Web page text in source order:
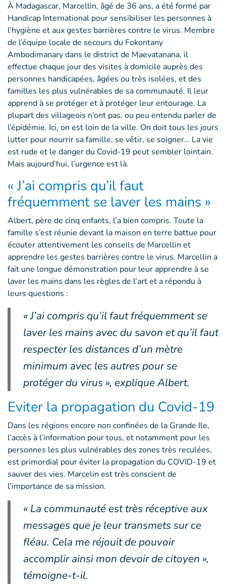
À Madagascar, Marcellin, âgé de 36 ans, a été formé par
Handicap International pour sensibiliser les personnes à
l’hygiène et aux gestes barrières contre le virus. Membre
de l’équipe locale de secours du Fokontany
Ambodimanary dans le district de Maevatanana, il
effectue chaque jour des visites à domicile auprès des
personnes handicapées, âgées ou très isolées, et des
familles les plus vulnérables de sa communauté. Il leur
apprend à se protéger et à protéger leur entourage. La
plupart des villageois n’ont pas, ou peu entendu parler de
l’épidémie. Ici, on est loin de la ville. On doit tous les jours
lutter pour nourrir sa famille, se vêtir, se soigner… La vie
est rude et le danger du Covid-19 peut sembler lointain.
Mais aujourd’hui, l’urgence est là.
« J’ai compris qu’il faut
fréquemment se laver les mains »
Albert, père de cinq enfants, l’a bien compris. Toute la
famille s’est réunie devant la maison en terre battue pour
écouter attentivement les conseils de Marcellin et
apprendre les gestes barrières contre le virus. Marcellin a
fait une longue démonstration pour leur apprendre à se
laver les mains dans les règles de l’art et a répondu à
leurs questions :
« J’ai compris qu’il faut fréquemment se
laver les mains avec du savon et qu’il faut
respecter les distances d’un mètre
minimum avec les autres pour se
protéger du virus », explique Albert.
Eviter la propagation du Covid-19
Dans les régions encore non confinées de la Grande Ile,
l’accès à l’information pour tous, et notamment pour les
personnes les plus vulnérables des zones très reculées,
est primordial pour éviter la propagation du COVID-19 et
sauver des vies. Marcelin est très conscient de
l’importance de sa mission.
« La communauté est très réceptive aux
messages que je leur transmets sur ce
fléau. Cela me réjouit de pouvoir
accomplir ainsi mon devoir de citoyen »,
témoigne-t-il.